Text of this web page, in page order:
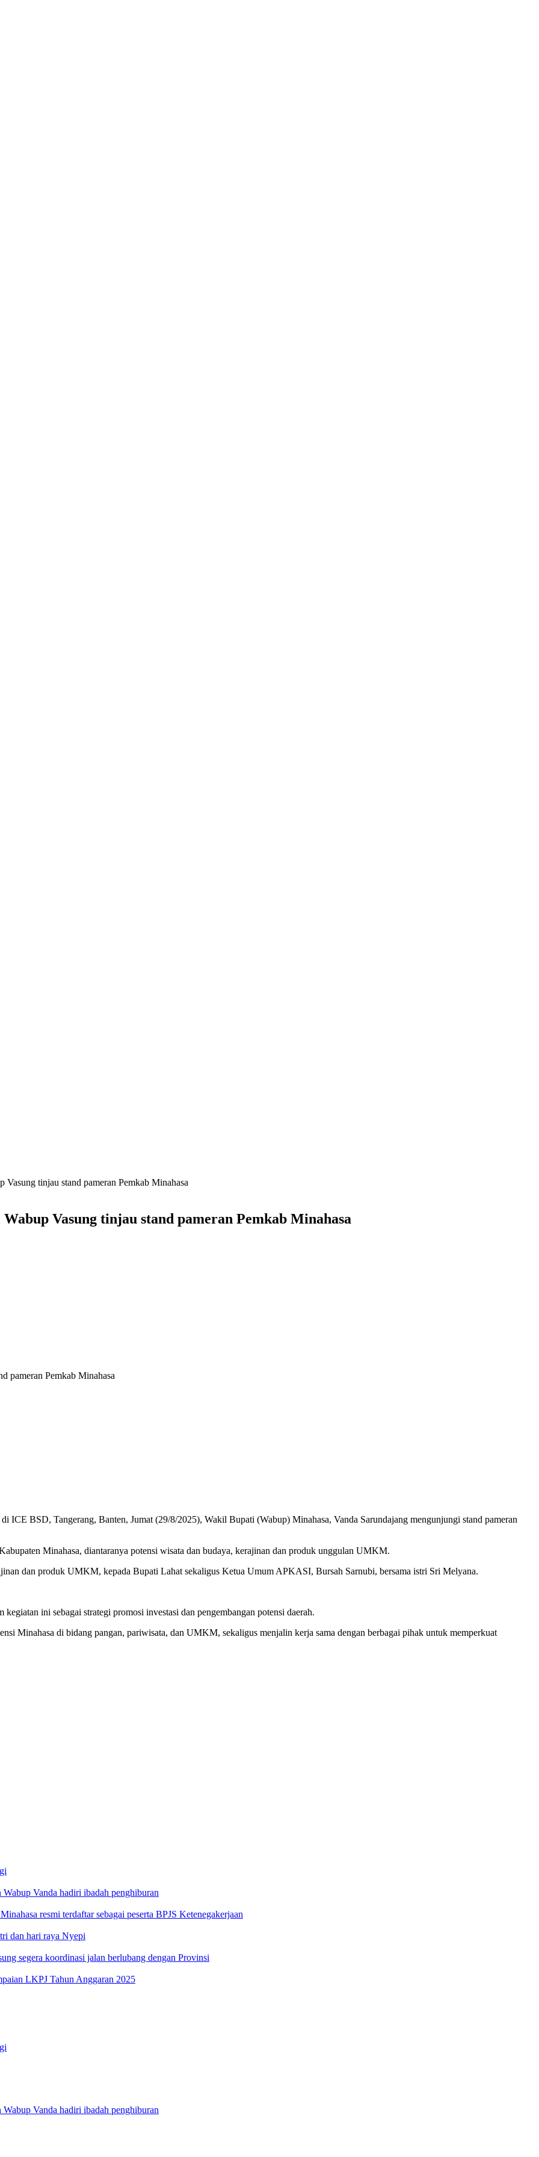
tinjau stand pameran Pemkab Minahasa
Vasung tinjau stand pameran Pemkab Minahasa
pameran Pemkab Minahasa
ICE BSD, Tangerang, Banten, Jumat (29/8/2025), Wakil Bupati (Wabup) Minahasa, Vanda Sarundajang mengunjungi stand pameran
Minahasa, diantaranya potensi wisata dan budaya, kerajinan dan produk unggulan UMKM.
dan produk UMKM, kepada Bupati Lahat sekaligus Ketua Umum APKASI, Bursah Sarnubi, bersama istri Sri Melyana.
ini sebagai strategi promosi investasi dan pengembangan potensi daerah.
Minahasa di bidang pangan, pariwisata, dan UMKM, sekaligus menjalin kerja sama dengan berbagai pihak untuk memperkuat
Vanda hadiri ibadah penghiburan
resmi terdaftar sebagai peserta BPJS Ketenegakerjaan
dan hari raya Nyepi
segera koordinasi jalan berlubang dengan Provinsi
LKPJ Tahun Anggaran 2025
Vanda hadiri ibadah penghiburan